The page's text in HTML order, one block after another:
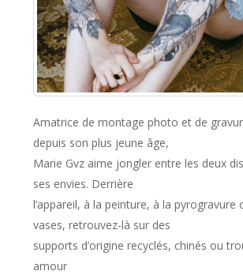
Amatrice de montage photo et de
depuis son plus jeune âge,
Marie Gvz aime jongler entre les deux
ses envies. Derrière
l’appareil, à la peinture, à la pyrogravure
vases, retrouvez-là sur des
supports d’origine recyclés, chinés ou
amour